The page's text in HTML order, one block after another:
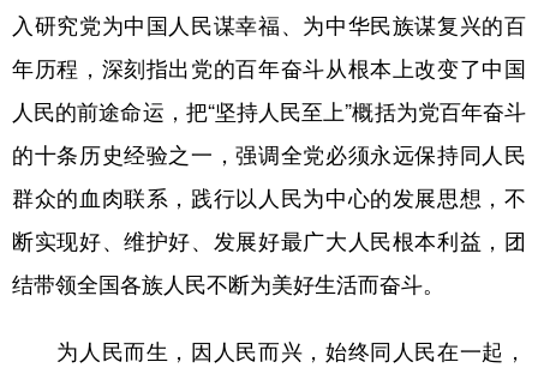
旅游 能源 会展
彩票 娱乐 时尚 悦读
公益 一带一路 亚太网 上市公司
文化产业
地方频道
北京 天津 河北 山西
入研究党为中国人民谋幸福、为中华民族谋复兴的百
年历程，深刻指出党的百年奋斗从根本上改变了中国
人民的前途命运，把“坚持人民至上”概括为党百年奋斗
的十条历史经验之一，强调全党必须永远保持同人民
群众的血肉联系，践行以人民为中心的发展思想，不
断实现好、维护好、发展好最广大人民根本利益，团
结带领全国各族人民不断为美好生活而奋斗。
为人民而生，因人民而兴，始终同人民在一起，